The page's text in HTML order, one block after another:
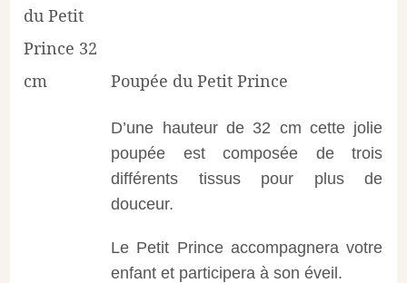
Poupée du Petit Prince
D’une hauteur de 32 cm cette jolie
poupée est composée de trois
différents tissus pour plus de
douceur.
Le Petit Prince accompagnera votre
enfant et participera à son éveil.